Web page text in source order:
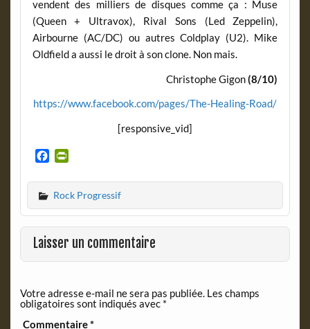
vendent des milliers de disques comme ça : Muse
(Queen + Ultravox), Rival Sons (Led Zeppelin),
Airbourne (AC/DC) ou autres Coldplay (U2). Mike
Oldfield a aussi le droit à son clone. Non mais.
Christophe Gigon(8/10)
https://www.facebook.com/pages/The-Healing-Road/
[responsive_vid]
c
e
b
o
o
k
i
n
t
F
r
e
d
l
y
Rock Progressif
Laisser un commentaire
Votre adresse e-mail ne sera pas publiée. Les champs
obligatoires sont indiqués avec *
Commentaire*